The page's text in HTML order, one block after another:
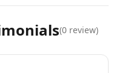
(0 review)